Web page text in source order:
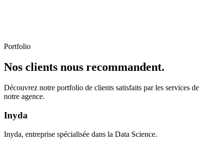
Portfolio
Nos clients nous recommandent.
Découvrez notre portfolio de clients satisfaits par les services de
notre agence.
Inyda
Inyda, entreprise spécialisée dans la Data Science.